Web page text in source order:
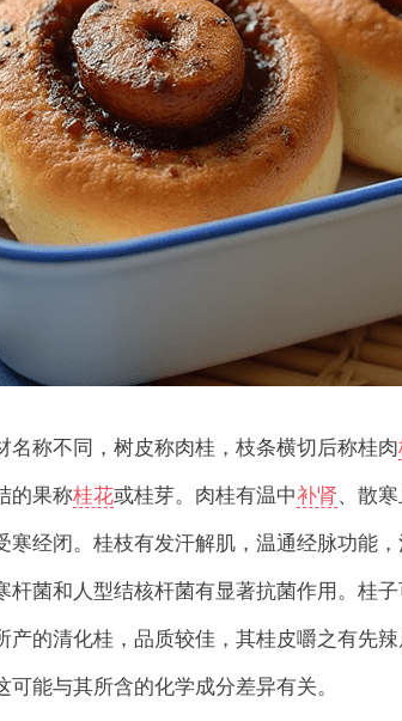
名称不同，树皮称肉桂，枝条横切后称桂肉
的果称桂花或桂芽。肉桂有温中补肾、散
寒经闭。桂枝有发汗解肌，温通经脉功能
杆菌和人型结核杆菌有显著抗菌作用。桂
产的清化桂，品质较佳，其桂皮嚼之有先
能与其所含的化学成分差异有关。